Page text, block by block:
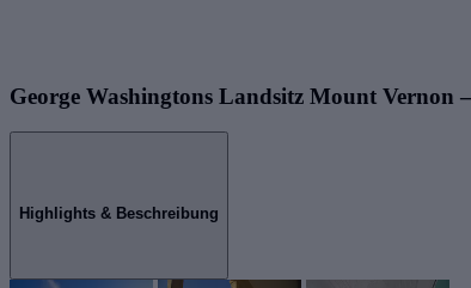
George Washingtons Landsitz Mount Vernon
Highlights & Beschreibung